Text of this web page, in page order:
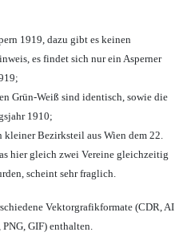
1919, dazu gibt es keinen
es findet sich nur ein Asperner
;
Grün-Weiß sind identisch, sowie die
1910;
kleiner Bezirksteil aus Wien dem 22.
hier gleich zwei Vereine gleichzeitig
scheint sehr fraglich.
Vektorgrafikformate (CDR, AI
GIF) enthalten.